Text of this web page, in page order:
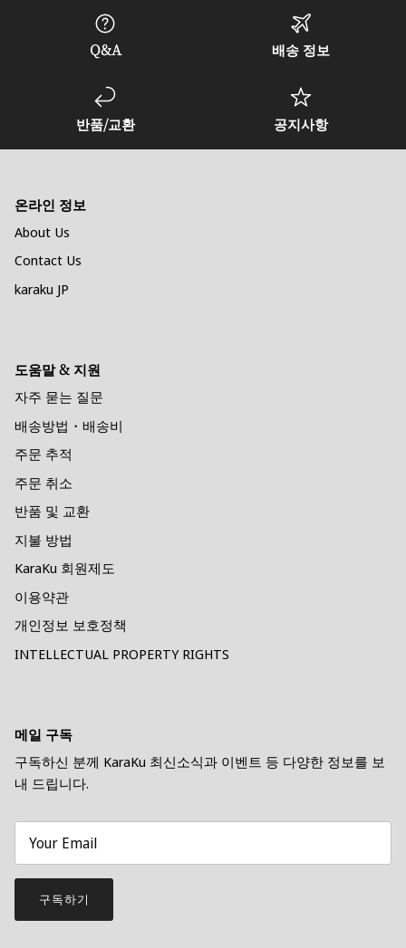
Q&A 배송 정보
반품/교환 공지사항
온라인 정보
About Us
Contact Us
karaku JP
도움말 & 지원
자주 묻는 질문
배송방법・배송비
주문 추적
주문 취소
반품 및 교환
지불 방법
KaraKu 회원제도
이용약관
개인정보 보호정책
INTELLECTUAL PROPERTY RIGHTS
메일 구독
구독하신 분께 KaraKu 최신소식과 이벤트 등 다양한 정보를 보
내 드립니다.
구독하기